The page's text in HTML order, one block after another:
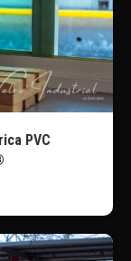
PVC